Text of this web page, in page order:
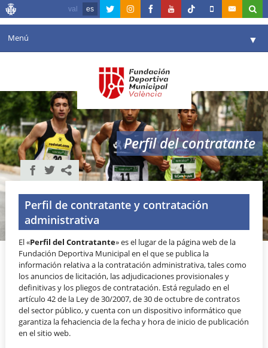
val es
Menú ▼
Agenda
Instalaciones ▼
Comunicación ▼
Valencia en deporte ▼
Portal de Transparencia
Reservas
Perfil del contratante
Perfil de contratante y contratación
administrativa
El «Perfil del Contratante» es el lugar de la página web de la
Fundación Deportiva Municipal en el que se publica la
información relativa a la contratación administrativa, tales como
los anuncios de licitación, las adjudicaciones provisionales y
definitivas y los pliegos de contratación. Está regulado en el
artículo 42 de la Ley de 30/2007, de 30 de octubre de contratos
del sector público, y cuenta con un dispositivo informático que
garantiza la fehaciencia de la fecha y hora de inicio de publicación
en el sitio web.